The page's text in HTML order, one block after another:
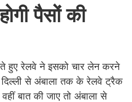
पैसों की
हुए रेलवे ने इसको चार लेन करने
दिल्ली से अंबाला तक के रेलवे ट्रैक
बात की जाए तो अंबाला से